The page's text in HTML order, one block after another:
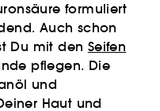
formuliert
Auch schon
Du mit den Seifen
pflegen. Die
und
Haut und